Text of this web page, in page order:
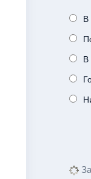
В
В